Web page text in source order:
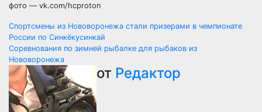
фото — vk.com/hcproton
Навигация
по
записям
Спортсмены из Нововоронежа стали призерами в чемпионате
России по Синкёкусинкай
Соревнования по зимней рыбалке для рыбаков из
Нововоронежа
от Редактор